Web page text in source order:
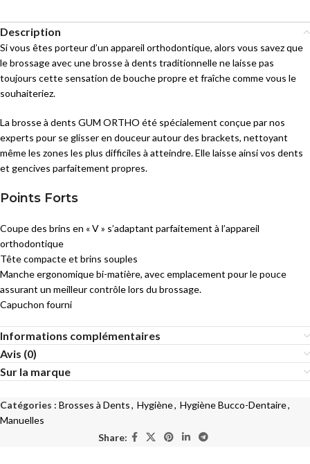
Description
Si vous êtes porteur d’un appareil orthodontique, alors vous savez que
le brossage avec une brosse à dents traditionnelle ne laisse pas
toujours cette sensation de bouche propre et fraîche comme vous le
souhaiteriez.
La brosse à dents GUM ORTHO été spécialement conçue par nos
experts pour se glisser en douceur autour des brackets, nettoyant
même les zones les plus difficiles à atteindre. Elle laisse ainsi vos dents
et gencives parfaitement propres.
Points Forts
Coupe des brins en « V » s’adaptant parfaitement à l’appareil
orthodontique
Tête compacte et brins souples
Manche ergonomique bi-matière, avec emplacement pour le pouce
assurant un meilleur contrôle lors du brossage.
Capuchon fourni
Informations complémentaires
Avis (0)
Sur la marque
Catégories : Brosses à Dents, Hygiène, Hygiène Bucco-Dentaire,
Manuelles
Share: